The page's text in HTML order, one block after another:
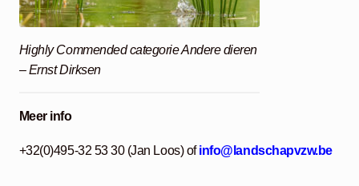
Highly Commended categorie Andere dieren
– Ernst Dirksen
Meer info
+32(0)495-32 53 30 (Jan Loos) ofinfo@landschapvzw.be